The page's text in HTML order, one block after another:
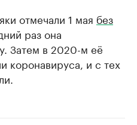
отмечали 1 мая без
раз она
Затем в 2020-м её
коронавируса, и с тех